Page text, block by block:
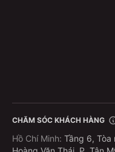
CHĂM SÓC KHÁCH HÀNG
Hồ Chí Minh: Tầng 6, Tòa